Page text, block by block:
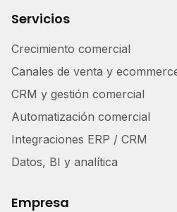
Servicios
Crecimiento comercial
Canales de venta y
CRM y gestión comercial
Automatización comercial
Integraciones ERP / CRM
Datos, BI y analítica
Empresa